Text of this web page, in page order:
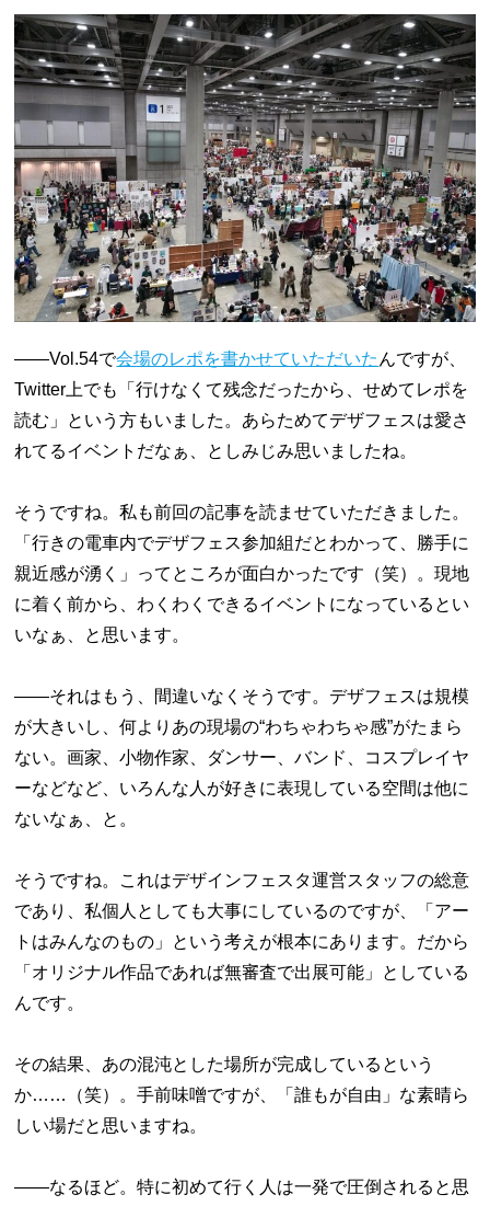
――Vol.54で会場のレポを書かせていただいた んですが、
Twitter上でも「行けなくて残念だったから、せめてレポを
読む」という方もいました。あらためてデザフェスは愛さ
れてるイベントだなぁ、としみじみ思いましたね。
そうですね。私も前回の記事を読ませていただきました。
「行きの電車内でデザフェス参加組だとわかって、勝手に
親近感が湧く」ってところが面白かったです（笑）。現地
に着く前から、わくわくできるイベントになっているとい
いなぁ、と思います。
――それはもう、間違いなくそうです。デザフェスは規模
が大きいし、何よりあの現場の“わちゃわちゃ感”がたまら
ない。画家、小物作家、ダンサー、バンド、コスプレイヤ
ーなどなど、いろんな人が好きに表現している空間は他に
ないなぁ、と。
そうですね。これはデザインフェスタ運営スタッフの総意
であり、私個人としても大事にしているのですが、「アー
トはみんなのもの」という考えが根本にあります。だから
「オリジナル作品であれば無審査で出展可能」としている
んです。
その結果、あの混沌とした場所が完成しているという
か……（笑）。手前味噌ですが、「誰もが自由」な素晴ら
しい場だと思いますね。
――なるほど。特に初めて行く人は一発で圧倒されると思